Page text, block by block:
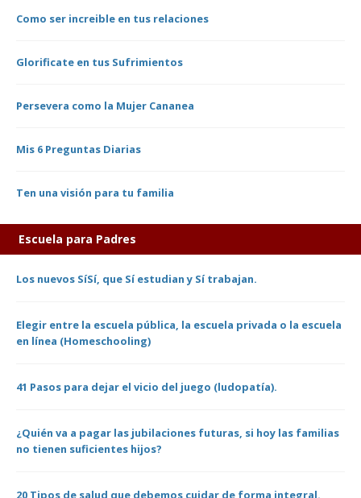
Como ser increible en tus relaciones
Glorificate en tus Sufrimientos
Persevera como la Mujer Cananea
Mis 6 Preguntas Diarias
Ten una visión para tu familia
Escuela para Padres
Los nuevos SíSí, que Sí estudian y Sí trabajan.
Elegir entre la escuela pública, la escuela privada o la escuela
en línea (Homeschooling)
41 Pasos para dejar el vicio del juego (ludopatía).
¿Quién va a pagar las jubilaciones futuras, si hoy las familias
no tienen suficientes hijos?
20 Tipos de salud que debemos cuidar de forma integral.